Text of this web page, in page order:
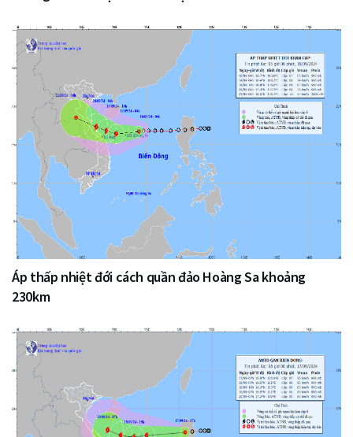
Áp thấp nhiệt đới cách quần đảo Hoàng Sa khoảng
230km